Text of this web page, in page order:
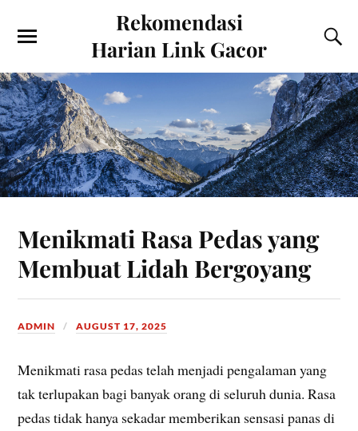
Rekomendasi
Harian Link Gacor
Menikmati Rasa Pedas yang
Membuat Lidah Bergoyang
ADMIN AUGUST 17, 2025
Menikmati rasa pedas telah menjadi pengalaman yang
tak terlupakan bagi banyak orang di seluruh dunia. Rasa
pedas tidak hanya sekadar memberikan sensasi panas di